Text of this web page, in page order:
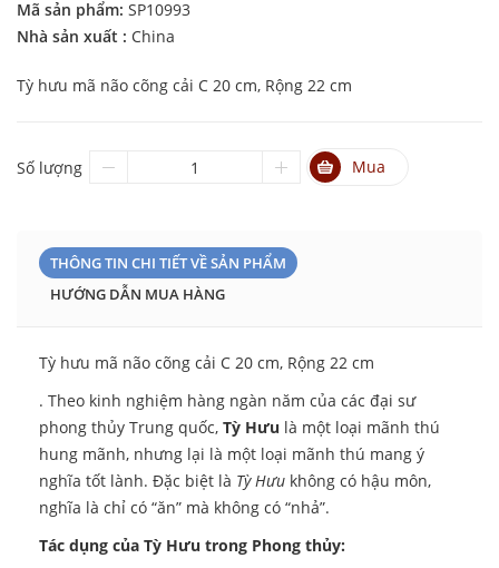
Mã sản phẩm: SP10993
Nhà sản xuất : China
Tỳ hưu mã não cõng cải C 20 cm, Rộng 22 cm
Số lượng Mua
THÔNG TIN CHI TIẾT VỀ SẢN PHẨM
HƯỚNG DẪN MUA HÀNG
Tỳ hưu mã não cõng cải C 20 cm, Rộng 22 cm
. Theo kinh nghiệm hàng ngàn năm của các đại sư
phong thủy Trung quốc, Tỳ Hưu là một loại mãnh thú
hung mãnh, nhưng lại là một loại mãnh thú mang ý
nghĩa tốt lành. Đặc biệt là Tỳ Hưu không có hậu môn,
nghĩa là chỉ có “ăn” mà không có “nhả”.
Tác dụng của Tỳ Hưu trong Phong thủy: